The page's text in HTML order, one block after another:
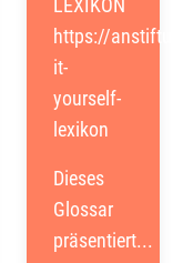
LEXIKON
https://
it-
yourself-
lexikon
Dieses
Glossar
präsentiert...